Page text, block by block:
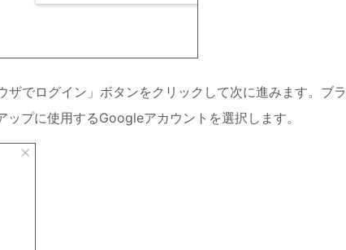
でログイン」ボタンをクリックして次に進みます。ブラ
プに使用するGoogleアカウントを選択します。